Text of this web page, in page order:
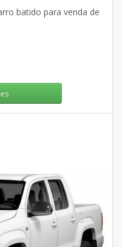
batido para venda de